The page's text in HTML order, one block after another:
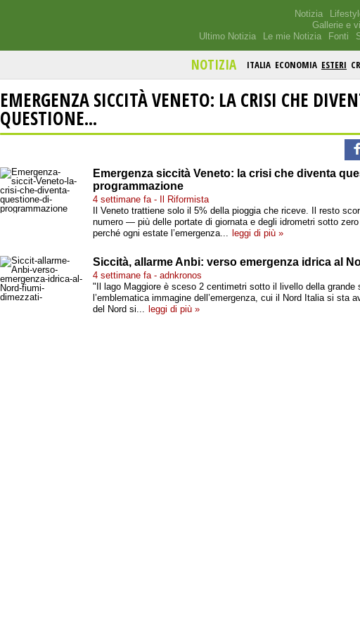
Notizia
Gallerie e
Ultimo Notizia
Le mie Notizia Fonti
NOTIZIA ITALIA ECONOMIA ESTERI
EMERGENZA SICCITÀ VENETO: LA CRISI CHE
QUESTIONE...
Emergenza siccità Veneto: la crisi che diventa
programmazione
4 settimane fa - Il Riformista
Il Veneto trattiene solo il 5% della pioggia che riceve. Il resto
numero — più delle portate di giornata e degli idrometri sotto
perché ogni estate l’emergenza... leggi di più »
Siccità, allarme Anbi: verso emergenza idrica al
4 settimane fa - adnkronos
"Il lago Maggiore è sceso 2 centimetri sotto il livello della grande
l’emblematica immagine dell’emergenza, cui il Nord Italia si sta
del Nord si... leggi di più »